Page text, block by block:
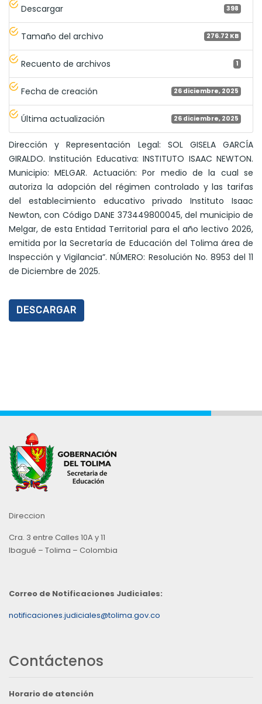
Descargar 398
Tamaño del archivo 276.72 KB
Recuento de archivos 1
Fecha de creación 26 diciembre, 2025
Última actualización 26 diciembre, 2025
Dirección y Representación Legal: SOL GISELA GARCÍA
GIRALDO. Institución Educativa: INSTITUTO ISAAC NEWTON.
Municipio: MELGAR. Actuación: Por medio de la cual se
autoriza la adopción del régimen controlado y las tarifas
del establecimiento educativo privado Instituto Isaac
Newton, con Código DANE 373449800045, del municipio de
Melgar, de esta Entidad Territorial para el año lectivo 2026,
emitida por la Secretaría de Educación del Tolima área de
Inspección y Vigilancia”. NÚMERO: Resolución No. 8953 del 11
de Diciembre de 2025.
DESCARGAR
Direccion
Cra. 3 entre Calles 10A y 11
Ibagué – Tolima – Colombia
Correo de Notificaciones Judiciales:
notificaciones.judiciales@tolima.gov.co
Contáctenos
Horario de atención